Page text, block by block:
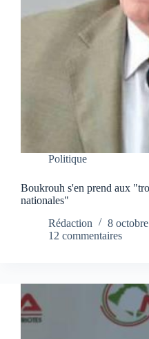
Politique
Boukrouh s'en prend aux
nationales"
Rédaction
8
12 commentaires